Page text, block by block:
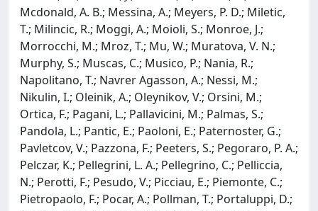
Mcdonald, A. B.; Messina, A.; Meyers, P. D.; Miletic,
T.; Milincic, R.; Moggi, A.; Moioli, S.; Monroe, J.;
Morrocchi, M.; Mroz, T.; Mu, W.; Muratova, V. N.;
Murphy, S.; Muscas, C.; Musico, P.; Nania, R.;
Napolitano, T.; Navrer Agasson, A.; Nessi, M.;
Nikulin, I.; Oleinik, A.; Oleynikov, V.; Orsini, M.;
Ortica, F.; Pagani, L.; Pallavicini, M.; Palmas, S.;
Pandola, L.; Pantic, E.; Paoloni, E.; Paternoster, G.;
Pavletcov, V.; Pazzona, F.; Peeters, S.; Pegoraro, P. A.;
Pelczar, K.; Pellegrini, L. A.; Pellegrino, C.; Pelliccia,
N.; Perotti, F.; Pesudo, V.; Picciau, E.; Piemonte, C.;
Pietropaolo, F.; Pocar, A.; Pollman, T.; Portaluppi, D.;